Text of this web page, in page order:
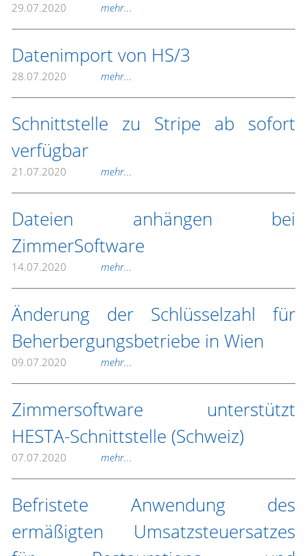
29.07.2020 mehr...
Datenimport von HS/3
28.07.2020 mehr...
Schnittstelle zu Stripe ab sofort
verfügbar
21.07.2020 mehr...
Dateien anhängen bei
ZimmerSoftware
14.07.2020 mehr...
Änderung der Schlüsselzahl für
Beherbergungsbetriebe in Wien
09.07.2020 mehr...
Zimmersoftware unterstützt
HESTA-Schnittstelle (Schweiz)
07.07.2020 mehr...
Befristete Anwendung des
ermäßigten Umsatzsteuersatzes